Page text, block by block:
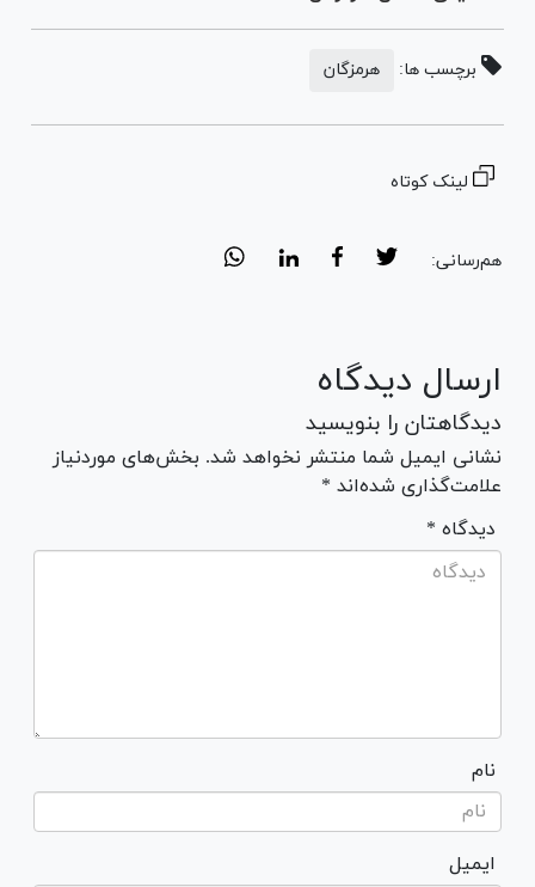
برچسب ها: هرمزگان
لینک کوتاه
هم‌رسانی:
ارسال دیدگاه
دیدگاهتان را بنویسید
نشانی ایمیل شما منتشر نخواهد شد. بخش‌های موردنیاز
علامت‌گذاری شده‌اند *
* دیدگاه
نام
ایمیل